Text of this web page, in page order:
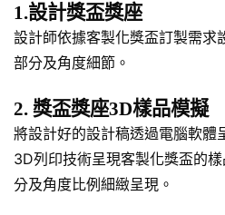
1.設計獎盃獎座
設計師依據客製化獎盃訂製需求
部分及角度細節。
2. 獎盃獎座3D樣品模擬
將設計好的設計稿透過電腦軟體
3D列印技術呈現客製化獎盃的
分及角度比例細緻呈現。